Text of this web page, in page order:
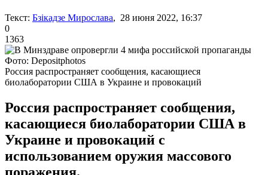
Текст: Бзікадзе Мирослава, 28 июня 2022, 16:37
0
1363
Фото: Depositphotos
Россия распространяет сообщения, касающиеся
биолаборатории США в Украине и провокаций
Россия распространяет сообщения,
касающиеся биолаборатории США в
Украине и провокаций с
использованием оружия массового
поражения.